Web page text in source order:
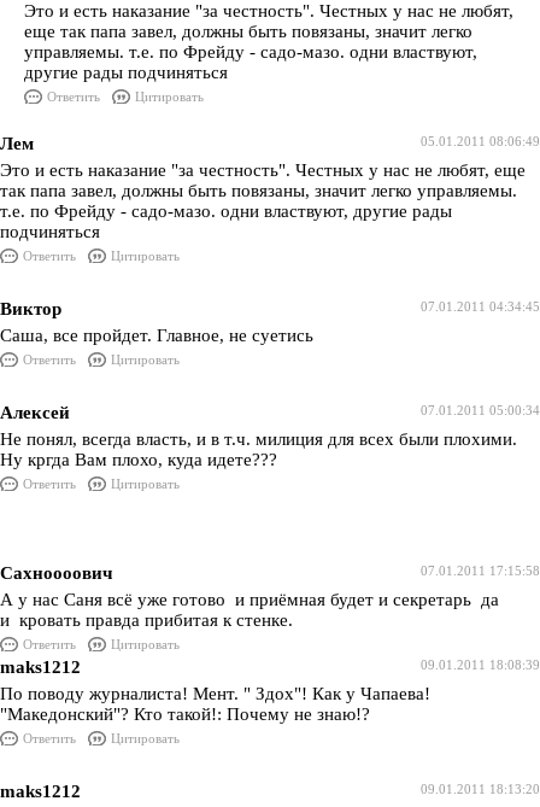
Это и есть наказание "за честность". Честных у нас не любят,
еще так папа завел, должны быть повязаны, значит легко
управляемы. т.е. по Фрейду - садо-мазо. одни властвуют,
другие рады подчиняться
Ответить Цитировать
05.01.2011 08:06:49
Лем
Это и есть наказание "за честность". Честных у нас не любят, еще
так папа завел, должны быть повязаны, значит легко управляемы.
т.е. по Фрейду - садо-мазо. одни властвуют, другие рады
подчиняться
Ответить Цитировать
07.01.2011 04:34:45
Виктор
Саша, все пройдет. Главное, не суетись
Ответить Цитировать
07.01.2011 05:00:34
Алексей
Не понял, всегда власть, и в т.ч. милиция для всех были плохими.
Ну кргда Вам плохо, куда идете???
Ответить Цитировать
07.01.2011 17:15:58
Сахноооович
А у нас Саня всё уже готово и приёмная будет и секретарь да
и кровать правда прибитая к стенке.
Ответить
Цитировать
09.01.2011 18:08:39
maks1212
По поводу журналиста! Мент. " Здох"! Как у Чапаева!
"Македонский"? Кто такой!: Почему не знаю!?
Ответить Цитировать
09.01.2011 18:13:20
maks1212